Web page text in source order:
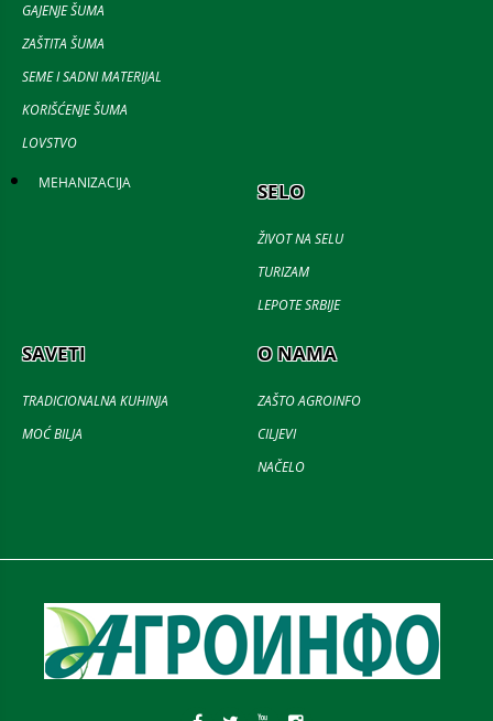
GAJENJE ŠUMA
ZAŠTITA ŠUMA
SEME I SADNI MATERIJAL
KORIŠĆENJE ŠUMA
LOVSTVO
MEHANIZACIJA SELO
ŽIVOT NA SELU
TURIZAM
LEPOTE SRBIJE
SAVETI
TRADICIONALNA KUHINJA
MOĆ BILJA
O NAMA
ZAŠTO AGROINFO
CILJEVI
NAČELO